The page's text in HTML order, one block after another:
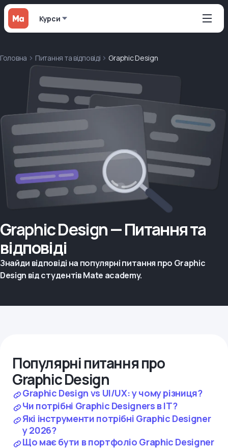
Курси
Головна Питання та відповіді Graphic Design
Graphic Design — Питання та
відповіді
Знайди відповіді на популярні питання про Graphic
Design від студентів Mate academy.
Популярні питання про
Graphic Design
Graphic Design vs UI/UX: у чому різниця?
Чи потрібні Graphic Designers в IT?
Які інструменти потрібні Graphic Designer
у 2026?
Що має бути в портфоліо Graphic Designer